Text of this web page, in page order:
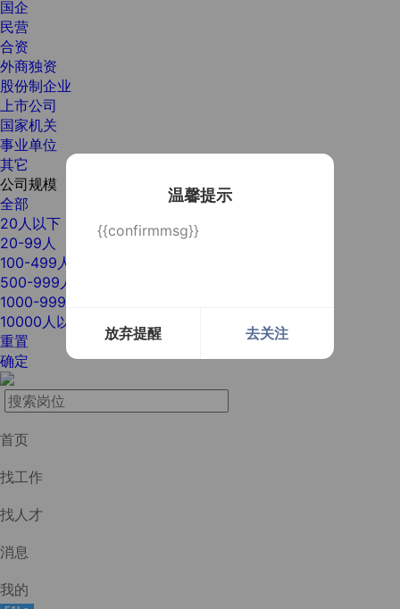
温馨提示
{{confirmmsg}}
放弃提醒 去关注
国企
民营
合资
外商独资
股份制企业
上市公司
国家机关
事业单位
其它
公司规模
全部
20人以下
20-99人
100-499人
500-999人
1000-9999人
10000人以上
重置
确定
首页
找工作
找人才
消息
我的